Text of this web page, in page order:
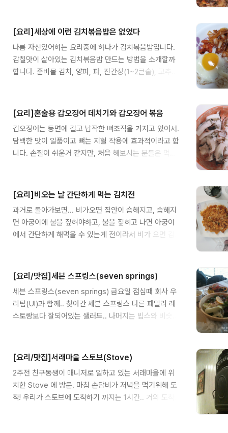
트에서 파는 육..
저, 얼려둔 닭발을 삶습니다. 닭발이 부족한거 같아서 기
니다. 삻을때 생강과 맛술을 넣고 끓여주세요. (냄새 제
거) 저는 생강이 없어서 맛술만 넣었습니다. 닭발을 삶는
동안 양념장을 만듭니다. 양념장 준비물 1. 청양고추 (매
루 9. 참기름 조금 10. 후추가..
[요리]세상에 이런 김치볶음밥은 없었다
나름 자신있어하는 요리중에 하나가 김치볶음밥입니다.
감칠맛이 살아있는 김치볶음밥 만드는 방법을 소개할까
합니다. 준비물 김치, 양파, 파, 진간장(1~2큰술), 고추가
게썬 김치를 넣고 볶습니다. 볶는 중간에 진간장 1~2큰술
당히 섞어서 비벼 드시면 됩니다. 아마도 먹으면서 흐뭇
해 하실겁니다.
[요리]혼술용 갑오징어 데치기와 갑오징어 볶음
갑오징어는 등면에 길고 납작한 뼈조직을 가지고 있어서.
담백한 맛이 일품이고 뼈는 지혈 작용에 효과적이라고 합
니다. 손질이 쉬운거 같지만, 처음 해보시는 분들은 먹물
두고 나머지는 냉동실에 보관해뒀습니다. 오늘의 요리는
갑오징어 데치기와 볶음입니다. 데치기는 무와 맛술을 넣
고, 끓는물에 갑오징어를 2분정도 데치고 꺼내시면 됩니
다. 너무 오래 삶으면 뻑뻑할 수 있습니다. 2분정도 데치
고, 먹기좋게 자르면 갑오징어 데치기 끝! 갑오징어 볶음
정도만 넣어도 될거 같네요. ㅎ 혼술하기에는 딱 좋..
[요리]비오는 날 간단하게 먹는 김치전
과거로 돌아가보면... 비가오면 집안이 습해지고, 습해지
면 아궁이에 불을 짚혀야하고, 불을 짚히고 나면 아궁이
에서 간단하게 해먹을 수 있는게 전이라서 비가 오면 김
를 포스팅 해본 기억이 없는거 같아서, 이참에 김치전을
만드는 저만의 레시피를 공개하고자 합니다. 그냥 먹을만
합니다. ㅎ 준비물 (재료) 1. 부침가루 (어느정도 간이 되
어있어서 밀가루 말고 부침가루로 준비해주세요.) 2. 김
치 3. 고추가루 4. 계란 1개 5. 우유 6. 양파 7. 마늘 8. 굴
되는 것들이 있으니, 있으면 ..
[요리/맛집]세븐 스프링스(seven springs)
세븐 스프링스(seven springs) 금요일 점심때 회사 우
리팀(UI)과 함께.. 찾아간 세븐 스프링스 다른 패밀리 레
스토랑보다 잘되어있는 샐러드.. 나머지는 빕스와 비슷한
칼 조명이 환하고, 대체적으로 깔끔한 분위기와 음식.. 손
님이 대부분 여자라는거.. ㅋ
[요리/맛집]서래마을 스토브(Stove)
2주전 친구동생이 매니저로 일하고 있는 서래마을에 위
치한 Stove 에 방문. 마침 손담비가 저녁을 먹기위해 도
착! 우리가 스토브에 도착하기 까지는 1시간.. 거의 도착